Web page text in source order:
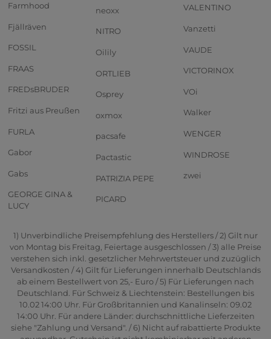
Farmhood
Fjällräven
FOSSIL
FRAAS
FREDsBRUDER
Fritzi aus Preußen
FURLA
Gabor
Gabs
GEORGE GINA &
LUCY
neoxx
NITRO
Oilily
ORTLIEB
Osprey
oxmox
pacsafe
Pactastic
PATRIZIA PEPE
PICARD
VALENTINO
Vanzetti
VAUDE
VICTORINOX
VOi
Walker
WENGER
WINDROSE
zwei
1) Unverbindliche Preisempfehlung des Herstellers / 2) Gilt nur
von Montag bis Freitag, Feiertage ausgeschlossen / 3) alle Preise
verstehen sich inkl. gesetzlicher Mehrwertsteuer und zuzüglich
Versandkosten / 4) Gilt für Lieferungen innerhalb Deutschlands
ab einem Bestellwert von 25,- Euro / 5) Für Lieferungen nach
Deutschland. Für Schweiz & Liechtenstein: Bestellungen bis
10.02 14:00 Uhr. Für Großbritannien und Kanalinseln: 09.02
14:00 Uhr. Für andere Länder: durchschnittliche Lieferzeiten
siehe "Zahlung und Versand". / 6) Nicht auf rabattierte Produkte